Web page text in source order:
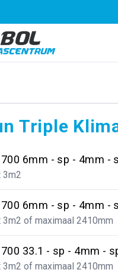
B.V.
Triple
6mm - sp - 4mm -
3m2
6mm - sp - 4mm -
of maximaal 2410mm
33.1 - sp - 4mm -
of maximaal 2410mm